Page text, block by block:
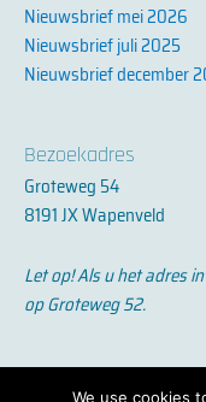
Nieuwsbrief mei 2026
Nieuwsbrief juli 2025
Nieuwsbrief december
Bezoekadres
Groteweg 54
8191 JX Wapenveld
Let op! Als u het adres
op Groteweg 52.
privacyverklaring
We use cookies